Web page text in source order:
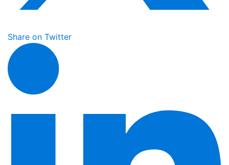
Share on Twitter